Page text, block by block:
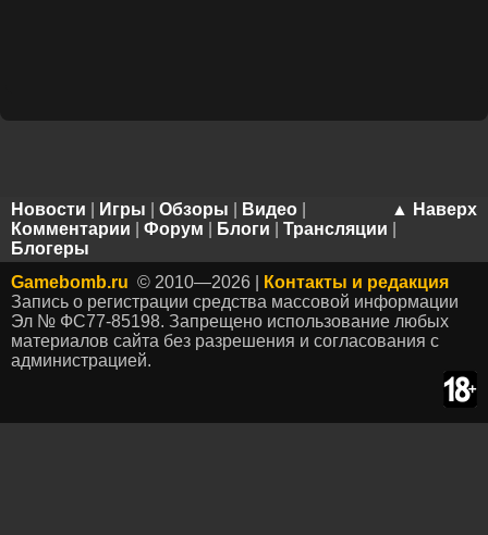
▲ Наверх
Новости Игры Обзоры Видео
Комментарии
Форум Блоги Трансляции
Блогеры
Gamebomb.ru © 2010—2026 |
Контакты и редакция
Запись о регистрации средства массовой информации
Эл № ФС77-85198. Запрещено использование любых
материалов сайта без разрешения и согласования с
администрацией.